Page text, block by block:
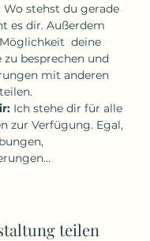
Wo stehst du gerade
es dir. Außerdem
deine
besprechen und
mit anderen
Ich stehe dir für alle
zur Verfügung. Egal,
teilen